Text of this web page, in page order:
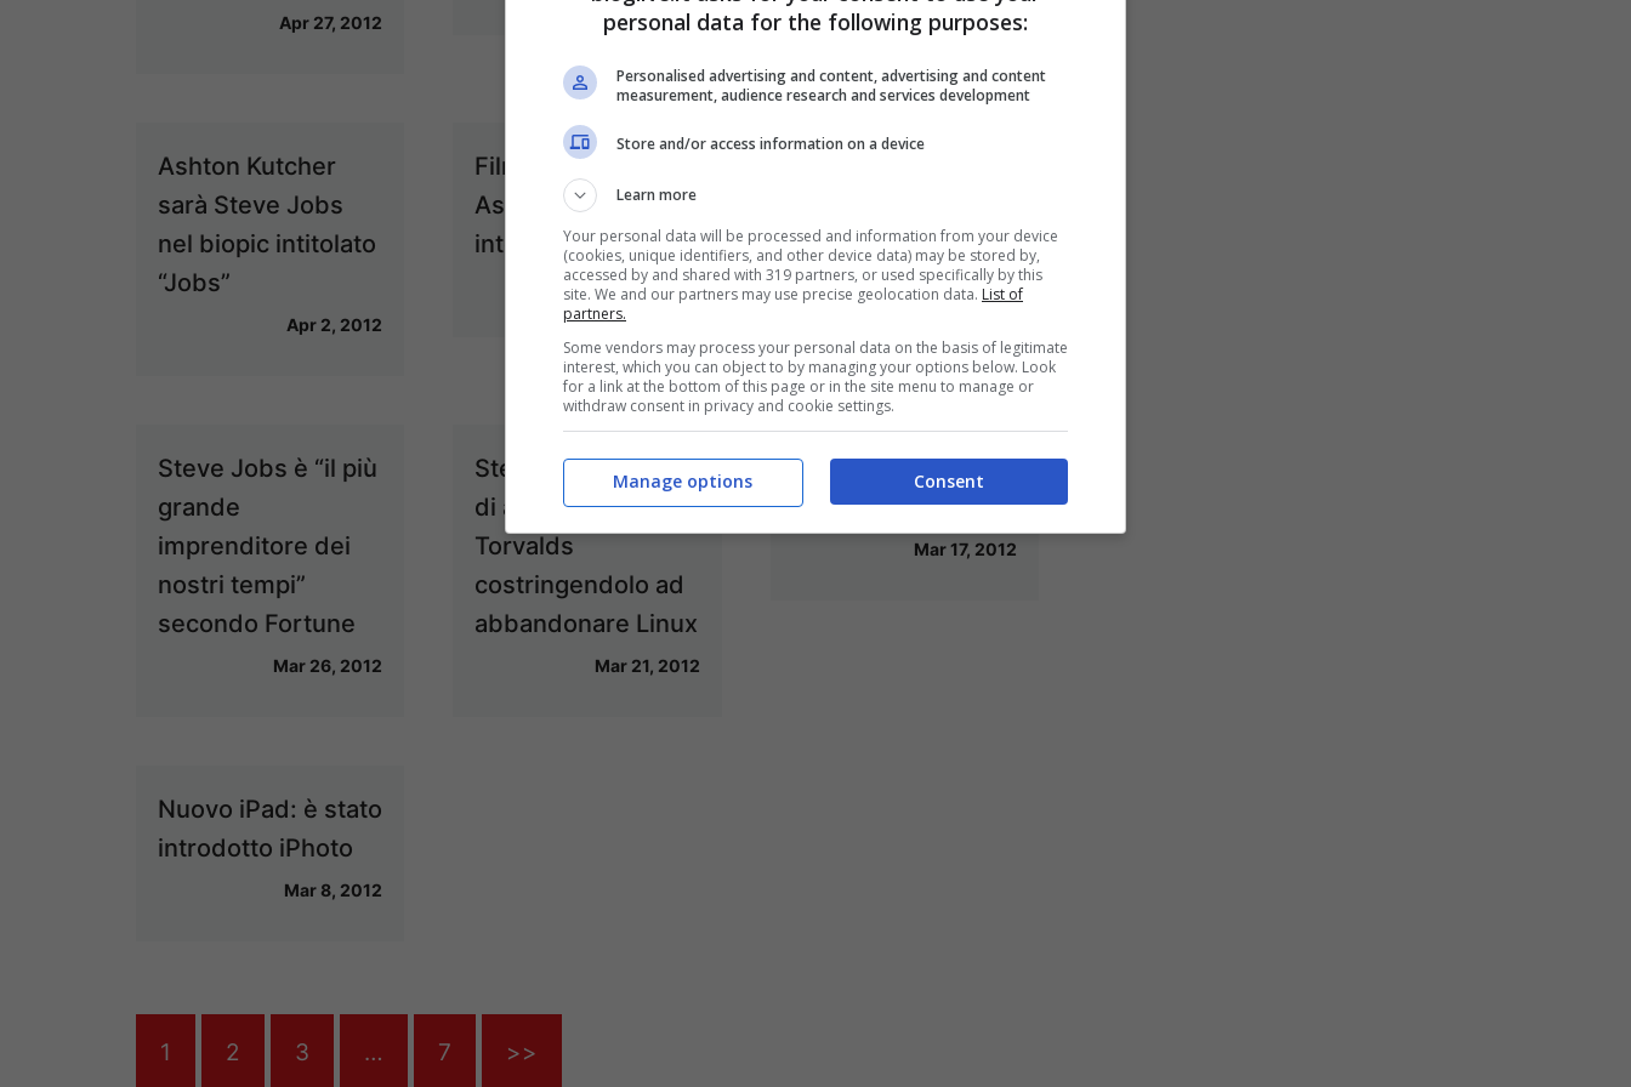
Apr 27, 2012
Ashton Kutcher
sarà Steve Jobs
nel biopic intitolato
“Jobs”
Apr 2, 2012
Film Steve Jobs:
Ashton Kutcher
interpreterà il CEO
Apr 2, 2012
entro l’anno
Apr 1, 2012
Steve Jobs è “il più
grande
imprenditore dei
nostri tempi”
secondo Fortune
Mar 26, 2012
Steve Jobs cercò
di assumere Linus
Torvalds
costringendolo ad
abbandonare Linux
Mar 21, 2012
Nuovo iPad: niente
Facetime su 4G
Mar 17, 2012
Nuovo iPad: è stato
introdotto iPhoto
Mar 8, 2012
1 2 3 … 7 >>
personal data for the following purposes:
Personalised advertising and content, advertising and content
measurement, audience research and services development
Store and/or access information on a device
Learn more
Your personal data will be processed and information from your device
(cookies, unique identifiers, and other device data) may be stored by,
accessed by and shared with 319 partners, or used specifically by this
site. We and our partners may use precise geolocation data. List of
partners.
Some vendors may process your personal data on the basis of legitimate
interest, which you can object to by managing your options below. Look
for a link at the bottom of this page or in the site menu to manage or
withdraw consent in privacy and cookie settings.
Consent
Manage options